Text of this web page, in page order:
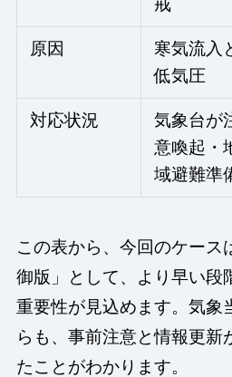
戒
原因
寒気流入
低気圧
対応状況
気象台が
意喚起・
域避難準
この表から、今回のケース
御版」として、より早い段
重要性が見込めます。気象
らも、事前注意と情報更新
たことがわかります。